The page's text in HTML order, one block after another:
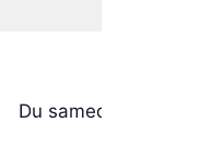
Du samedi 23